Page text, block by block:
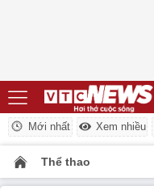
Mới nhất Xem nhiều
Thể thao